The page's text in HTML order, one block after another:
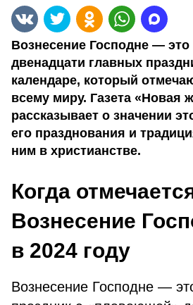
Вознесение Господне — это
двенадцати главных
календаре, который
всему миру. Газета «Новая
рассказывает о значении
его празднования и
ним в христианстве.
Когда
Вознесение
в 2024 году
Вознесение Господне —